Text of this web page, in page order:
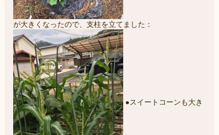
が大きくなったので、支柱を立てました：
●スイートコーンも大き